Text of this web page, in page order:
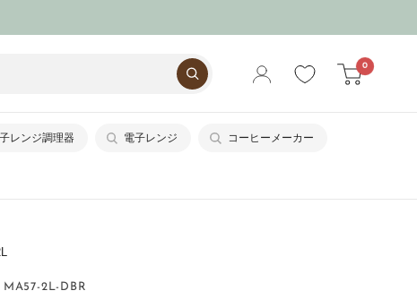
0
レンジ調理器 電子レンジ コーヒーメーカー
MA57-2L-DBR